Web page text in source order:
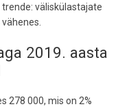
väliskülastajate
2019. aasta
278 000, mis on 2%